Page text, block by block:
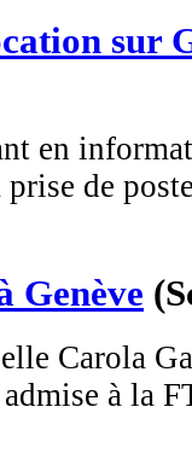
sur
en
de
Genève
Carola
à la